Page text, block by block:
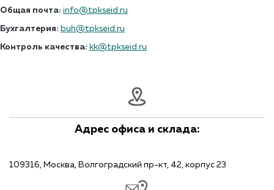
Общая почта: info@tpkseid.ru
Бухгалтерия: buh@tpkseid.ru
Контроль качества: kk@tpkseid.ru
Адрес офиса и склада:
109316, Москва, Волгоградский пр-кт, 42, корпус 23